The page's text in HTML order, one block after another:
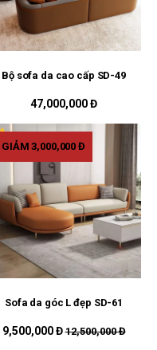
Bộ sofa da cao cấp SD-49
47,000,000 Đ
GIẢM 3,000,000 Đ
Sofa da góc L đẹp SD-61
9,500,000 Đ 12,500,000 Đ